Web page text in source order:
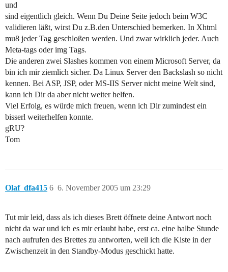
und
sind eigentlich gleich. Wenn Du Deine Seite jedoch beim W3C
validieren läßt, wirst Du z.B.den Unterschied bemerken. In Xhtml
mu8 jeder Tag geschloßen werden. Und zwar wirklich jeder. Auch
Meta-tags oder img Tags.
Die anderen zwei Slashes kommen von einem Microsoft Server, da
bin ich mir ziemlich sicher. Da Linux Server den Backslash so nicht
kennen. Bei ASP, JSP, oder MS-IIS Server nicht meine Welt sind,
kann ich Dir da aber nicht weiter helfen.
Viel Erfolg, es würde mich freuen, wenn ich Dir zumindest ein
bisserl weiterhelfen konnte.
gRU?
Tom
Olaf_dfa415 6. November 2005 um 23:29
6
Tut mir leid, dass als ich dieses Brett öffnete deine Antwort noch
nicht da war und ich es mir erlaubt habe, erst ca. eine halbe Stunde
nach aufrufen des Brettes zu antworten, weil ich die Kiste in der
Zwischenzeit in den Standby-Modus geschickt hatte.